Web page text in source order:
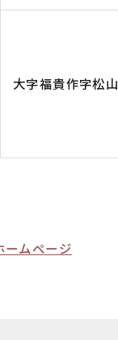
大字福貴作字松
ームページ